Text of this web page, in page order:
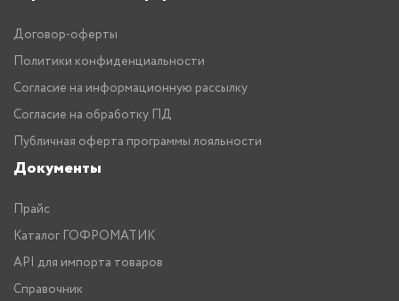
Договор-оферты
Политики конфиденциальности
Согласие на информационную рассылку
Согласие на обработку ПД
Публичная оферта программы лояльности
Документы
Прайс
Каталог ГОФРОМАТИК
API для импорта товаров
Справочник